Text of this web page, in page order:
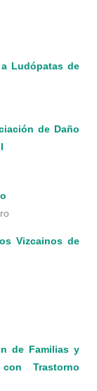
a Ludópatas de
de Daño
Vizcainos de
de Familias y
Trastorno